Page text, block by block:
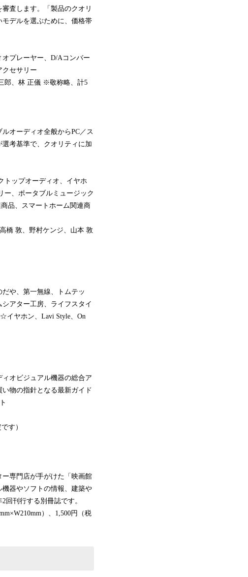
査します。「製品のクオリ
デルを選ぶために、価格帯
プレーヤー、D/Aコンバー
クセサリー
郎、林 正儀 ※敬称略、計5
オーディオ全般からPC／ス
考基準で、クオリティに加
トップオーディオ、イヤホ
ー、ポータブルミュージック
品、スマートホーム関連商
橋 敦、野村ケンジ、山本 敦
や、第一無線、トムテッ
アター工房、ライフスタイ
イヤホン、Lavi Style、On
オビジュアル機器の総合ア
物の指針となる最新ガイド
す）
ー専門店が手がけた「映画館
器やソフトの情報、建築や
回刊行する別冊誌です。
）、1,500円（税